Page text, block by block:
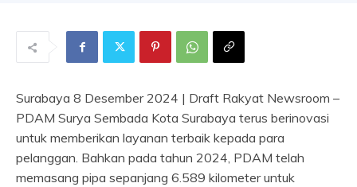
Surabaya 8 Desember 2024 | Draft Rakyat Newsroom –
PDAM Surya Sembada Kota Surabaya terus berinovasi
untuk memberikan layanan terbaik kepada para
pelanggan. Bahkan pada tahun 2024, PDAM telah
memasang pipa sepanjang 6.589 kilometer untuk